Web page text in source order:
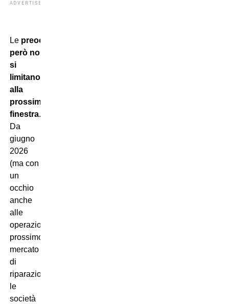
ADVERTISEMENT
Le preoccupazioni
però non
si
limitano
alla
prossima
finestra.
Da
giugno
2026
(ma con
un
occhio
anche
alle
operazioni nel
prossimo
mercato
di
riparazione)
le
società